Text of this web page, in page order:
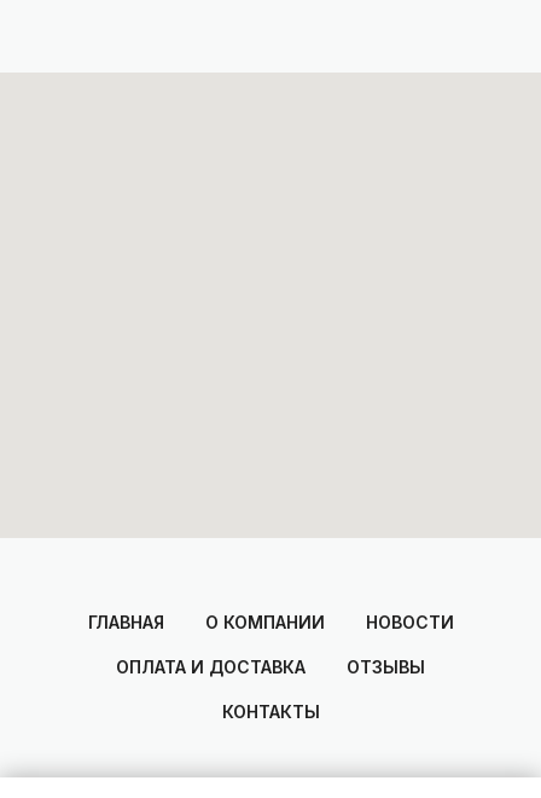
ГЛАВНАЯ О КОМПАНИИ НОВОСТИ
ОПЛАТА И ДОСТАВКА ОТЗЫВЫ
КОНТАКТЫ